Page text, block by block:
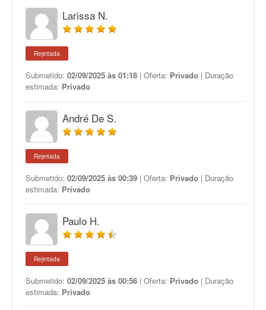
Larissa N.
Rejeitada
Submetido: 02/09/2025 às 01:18 | Oferta: Privado | Duração
estimada: Privado
André De S.
Rejeitada
Submetido: 02/09/2025 às 00:39 | Oferta: Privado | Duração
estimada: Privado
Paulo H.
Rejeitada
Submetido: 02/09/2025 às 00:56 | Oferta: Privado | Duração
estimada: Privado